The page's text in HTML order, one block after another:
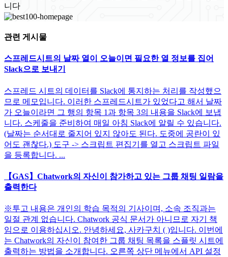
니다
관련 게시물
스프레드시트의 날짜 열이 오늘이면 필요한 열 정보를 집어
Slack으로 보내기
스프레드 시트의 데이터를 Slack에 통지하는 처리를 작성했으
므로 메모입니다. 이러한 스프레드시트가 있었다고 해서 날짜
가 오늘이라면 그 행의 항목 1과 항목 3의 내용을 Slack에 보냅
니다. 스케줄을 준비하여 매일 아침 Slack에 알릴 수 있습니다.
(날짜는 순서대로 줄지어 있지 않아도 된다. 도중에 공란이 있
어도 괜찮다.) 도구 -> 스크립트 편집기를 열고 스크립트 파일
을 등록합니다. ...
【GAS】Chatwork의 자신이 참가하고 있는 그룹 채팅 일람을
출력한다
※투고 내용은 개인의 학습 목적의 기사이며, 소속 조직과는
일절 관계 없습니다. Chatwork 공식 문서가 아니므로 자기 책
임으로 이용하십시오. 안녕하세요, 사카구치 ( )입니다. 이번에
는 Chatwork의 자신이 참여한 그룹 채팅 목록을 스플릿 시트에
출력하는 방법을 소개합니다. 오른쪽 상단 메뉴에서 API 설정